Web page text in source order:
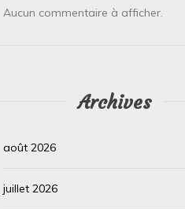
précieuse bague ou le...
Aucun commentaire à afficher.
Archives
août 2026
juillet 2026